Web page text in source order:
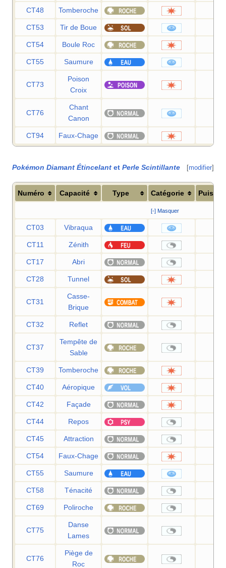
CT48 Tomberoche
CT53 Tir de Boue
CT54 Boule Roc
CT55 Saumure
CT73
Poison
Croix
CT76
Chant
Canon
CT94 Faux-Chage
Pokémon Diamant Étincelant et Perle Scintillante [modifier]
Numéro Capacité Type Catégorie
[-] Masquer
CT03 Vibraqua
CT11 Zénith
CT17 Abri
CT28 Tunnel
CT31
Casse-
Brique
CT32 Reflet
CT37
Tempête de
Sable
CT39 Tomberoche
CT40 Aéropique
CT42 Façade
CT44 Repos
CT45 Attraction
CT54 Faux-Chage
CT55 Saumure
CT58 Ténacité
CT69 Poliroche
CT75
Danse
Lames
CT76
Piège de
Roc